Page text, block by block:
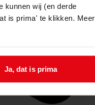
kunnen wij (en derde
is prima' te klikken. Meer
Ja, dat is prima